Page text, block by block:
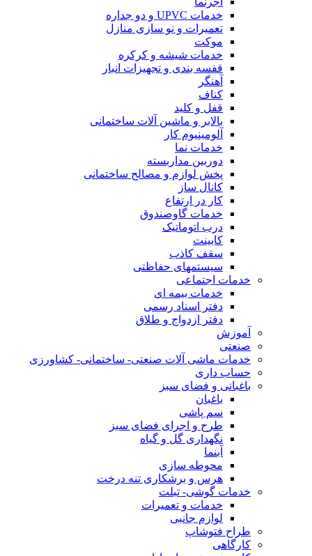
خدمات UPVC و دو جداره
تعمیرات و نو سازی منازل
موکت
خدمات شیشه و کرکره
قفسه بندی و تجهیزات انبار
آهنگر
کناف
قفل و کلید
بالابر و ماشین آلات ساختمانی
آلومینیوم کار
خدمات نما
دوربین مداربسته
پخش لوازم و مصالح ساختمانی
کانال ساز
کار در ارتفاع
خدمات گاوصندوق
درب اتوماتیک
کابینت
سقف کاذب
سیستمهای حفاظتی
خدمات اجتماعی
خدمات بیمه ای
دفتر اسناد رسمی
دفتر ازدواج و طلاق
آموزش
صنعتی
خدمات ماشی آلات صنعتی- ساختمانی- کشاورزی
حساب داری
باغبانی و فضای سبز
باغبان
سم پاشی
طرح و اجرای فضای سبز
نگهداری گل و گیاه
آبنما
محوطه سازی
هرس و برشکاری تنه درخت
خدمات گوشی- تبلت
خدمات و تعمیرات
لوازم جانبی
طراح فتوشاپ
کارگاهی